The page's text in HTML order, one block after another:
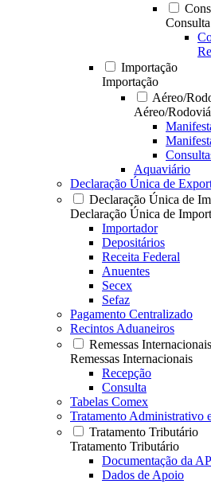
Importação
Importação
Aéreo/
Aéreo/
Aquaviário
Declaração Única de
Declaração Única de
Declaração Única de
Importador
Depositários
Receita Federal
Anuentes
Secex
Sefaz
Pagamento Centralizado
Recintos Aduaneiros
Remessas Internacionais
Remessas Internacionais
Recepção
Consulta
Tabelas Comex
Tratamento Administrativo
Tratamento Tributário
Tratamento Tributário
Documentação da
Dados de Apoio